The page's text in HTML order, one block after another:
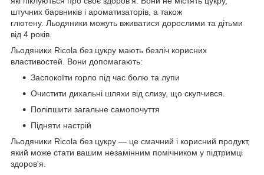
штучних барвників і ароматизаторів, а також
глютену. Льодяники можуть вживатися дорослими та дітьми
від 4 років.
Льодяники Ricola без цукру мають безліч корисних
властивостей. Вони допомагають:
Заспокоїти горло під час болю та лупи
Очистити дихальні шляхи від слизу, що скупчився.
Поліпшити загальне самопочуття
Підняти настрій
Льодяники Ricola без цукру — це смачний і корисний продукт,
який може стати вашим незамінним помічником у підтримці
здоров'я.